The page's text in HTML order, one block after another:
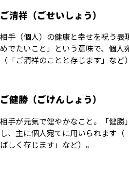
ご清祥（ごせいしょう）
相手（個人）の健康と幸せを祝う表
めでたいこと」という意味で、個人
（「ご清祥のことと存じます」など
ご健勝（ごけんしょう）
相手が元気で健やかなこと。「健勝
し、主に個人宛てに用いられます
ばしく存じます」など）。